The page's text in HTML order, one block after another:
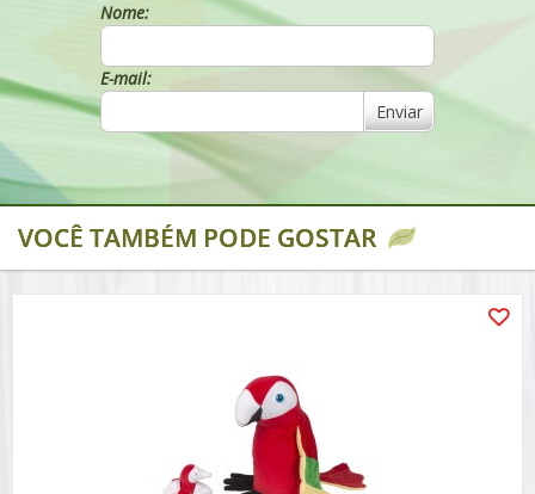
Nome:
E-mail:
Enviar
VOCÊ TAMBÉM PODE GOSTAR